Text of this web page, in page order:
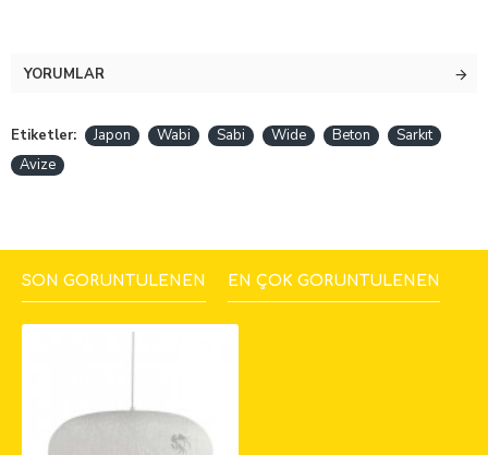
YORUMLAR
Etiketler: Japon Wabi Sabi Wide Beton
Sarkıt
Avize
SON GÖRÜNTÜLENEN EN ÇOK GÖRÜNTÜLENEN